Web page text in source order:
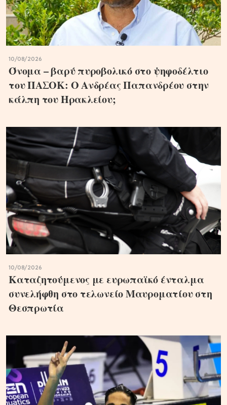
10/08/2026
Όνομα – βαρύ πυροβολικό στο ψηφοδέλτιο
του ΠΑΣΟΚ: Ο Ανδρέας Παπανδρέου στην
κάλπη του Ηρακλείου;
10/08/2026
Καταζητούμενος με ευρωπαϊκό ένταλμα
συνελήφθη στο τελωνείο Μαυροματίου στη
Θεσπρωτία